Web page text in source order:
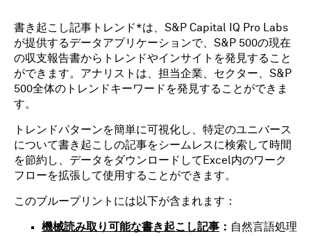
書き起こし記事トレンド*は、S&P Capital IQ Pro Labs
が提供するデータアプリケーションで、S&P 500の現在
の収支報告書からトレンドやインサイトを発見すること
ができます。アナリストは、担当企業、セクター、S&P
500全体のトレンドキーワードを発見することができま
す。
トレンドパターンを簡単に可視化し、特定のユニバース
について書き起こしの記事をシームレスに検索して時間
を節約し、データをダウンロードしてExcel内のワーク
フローを拡張して使用することができます。
このブループリントには以下が含まれます：
機械読み取り可能な書き起こし記事 ： 自然言語処理